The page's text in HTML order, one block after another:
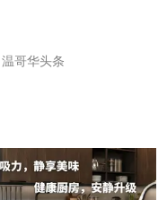
温哥华头条